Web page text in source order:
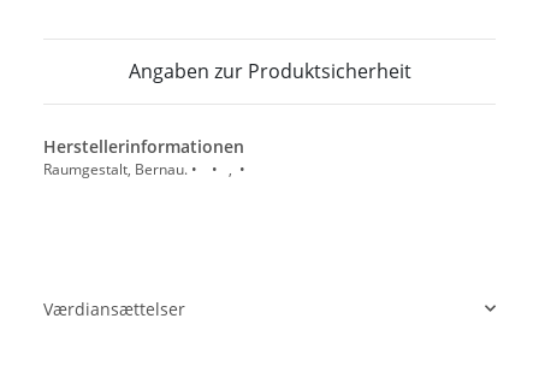
Angaben zur Produktsicherheit
Herstellerinformationen
Raumgestalt, Bernau. • • , •
Værdiansættelser